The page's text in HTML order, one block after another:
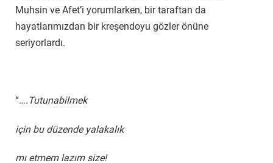
Muhsin ve Afet’i yorumlarken, bir taraftan da
hayatlarımızdan bir kreşendoyu gözler önüne
seriyorlardı.
“…. Tutunabilmek
için bu düzende yalakalık
mı etmem lazım size!